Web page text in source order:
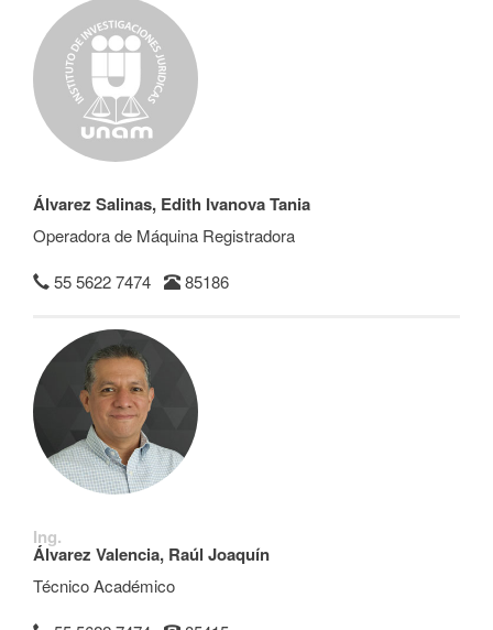
Álvarez Salinas, Edith Ivanova Tania
Operadora de Máquina Registradora
55 5622 7474
85186
Ing.
Álvarez Valencia, Raúl Joaquín
Técnico Académico